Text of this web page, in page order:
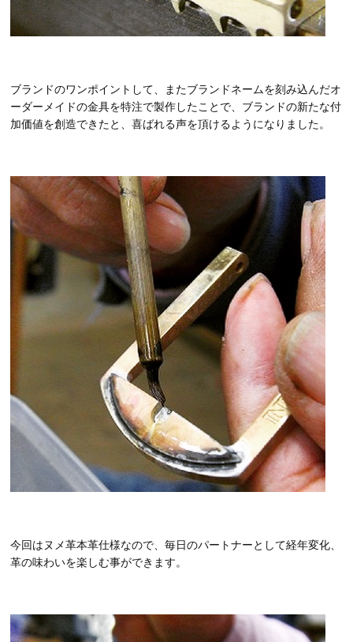
ブランドのワンポイントして、またブランドネームを刻み込んだオ
ーダーメイドの金具を特注で製作したことで、ブランドの新たな付
加価値を創造できたと、喜ばれる声を頂けるようになりました。
今回はヌメ革本革仕様なので、毎日のパートナーとして経年変化、
革の味わいを楽しむ事ができます。